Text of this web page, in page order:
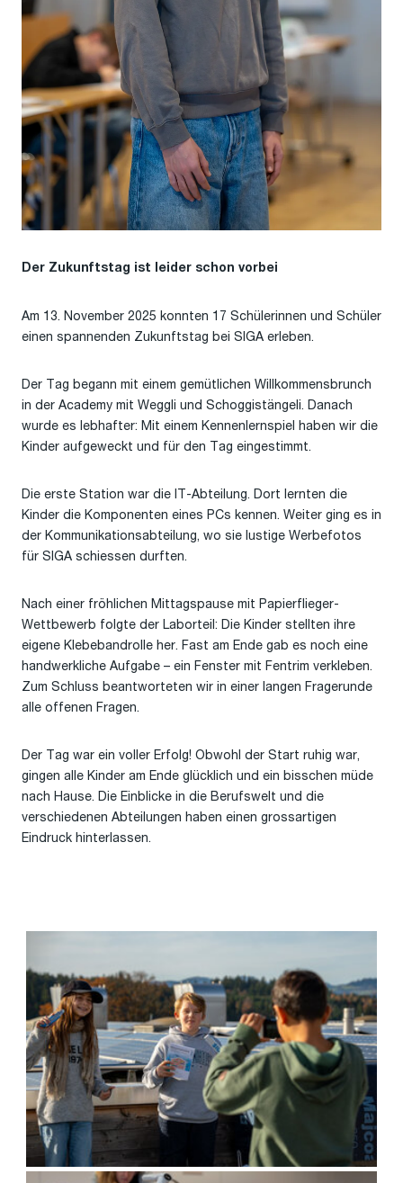
Der Zukunftstag ist leider schon vorbei
Am 13. November 2025 konnten 17 Schülerinnen und Schüler
einen spannenden Zukunftstag bei SIGA erleben.
Der Tag begann mit einem gemütlichen Willkommensbrunch
in der Academy mit Weggli und Schoggistängeli. Danach
wurde es lebhafter: Mit einem Kennenlernspiel haben wir die
Kinder aufgeweckt und für den Tag eingestimmt.
Die erste Station war die IT-Abteilung. Dort lernten die
Kinder die Komponenten eines PCs kennen. Weiter ging es in
der Kommunikationsabteilung, wo sie lustige Werbefotos
für SIGA schiessen durften.
Nach einer fröhlichen Mittagspause mit Papierflieger-
Wettbewerb folgte der Laborteil: Die Kinder stellten ihre
eigene Klebebandrolle her. Fast am Ende gab es noch eine
handwerkliche Aufgabe – ein Fenster mit Fentrim verkleben.
Zum Schluss beantworteten wir in einer langen Fragerunde
alle offenen Fragen.
Der Tag war ein voller Erfolg! Obwohl der Start ruhig war,
gingen alle Kinder am Ende glücklich und ein bisschen müde
nach Hause. Die Einblicke in die Berufswelt und die
verschiedenen Abteilungen haben einen grossartigen
Eindruck hinterlassen.